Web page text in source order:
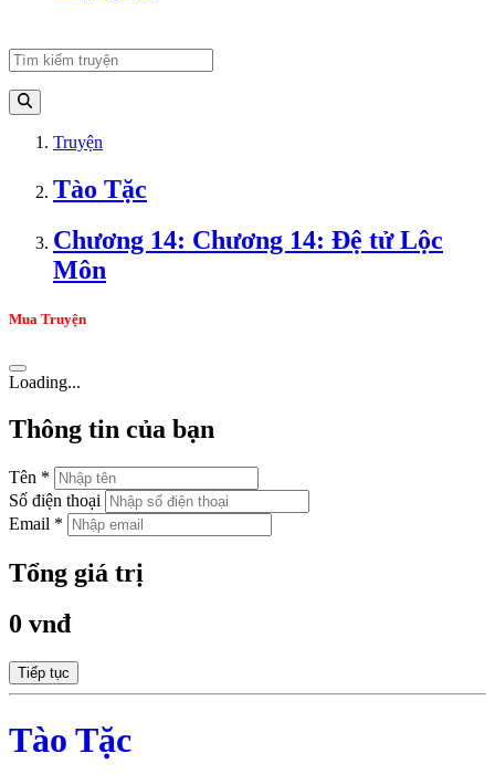
Truyện
Tào Tặc
Chương 14: Chương 14: Đệ tử Lộc
Môn
Mua Truyện
Loading...
Thông tin của bạn
Tên *
Số điện thoại
Email *
Tổng giá trị
0 vnđ
Tiếp tục
Tào Tặc